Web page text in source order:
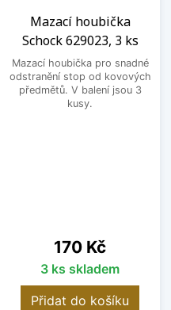
Mazací houbička
Schock 629023, 3 ks
Mazací houbička pro snadné
odstranění stop od kovových
předmětů. V balení jsou 3
kusy.
Cena
170 Kč
3 ks skladem
Přidat do košíku